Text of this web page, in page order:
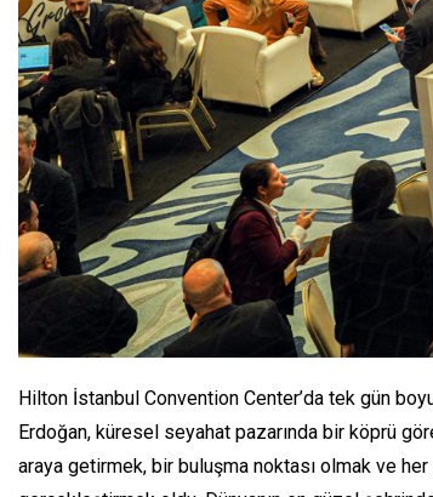
Hilton İstanbul Convention Center’da tek gün
Erdoğan, küresel seyahat pazarında bir köprü
araya getirmek, bir buluşma noktası olmak ve